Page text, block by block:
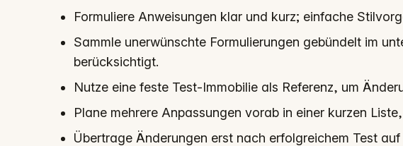
Formuliere Anweisungen klar und kurz; einfache
Sammle unerwünschte Formulierungen gebündelt im
berücksichtigt.
Nutze eine feste Test-Immobilie als Referenz, um
Plane mehrere Anpassungen vorab in einer kurzen
Übertrage Änderungen erst nach erfolgreichem Test